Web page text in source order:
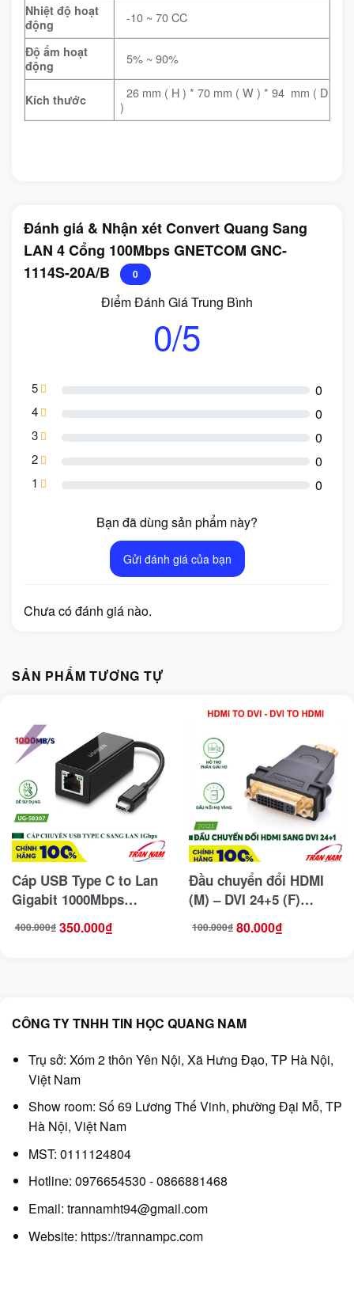
Nhiệt độ hoạt
động
-10 ~ 70 CC
Độ ẩm hoạt
động
5% ~ 90%
Kích thước
26 mm ( H ) * 70 mm ( W ) * 94 mm ( D
)
Đánh giá & Nhận xét Convert Quang Sang
LAN 4 Cổng 100Mbps GNETCOM GNC-
1114S-20A/B
0
Điểm Đánh Giá Trung Bình
0/5
5 0
4 0
3 0
2 0
1 0
Bạn đã dùng sản phẩm này?
Gửi đánh giá của bạn
Chưa có đánh giá nào.
SẢN PHẨM TƯƠNG TỰ
Cáp USB Type C to Lan
Gigabit 1000Mbps
400.000₫
Giá
gốc 350.000₫
Giá
hiện
Đầu chuyển đổi HDMI
(M) – DVI 24+5 (F)
100.000₫
Giá
gốc 80.000₫
Giá
hiện
CÔNG TY TNHH TIN HỌC QUANG NAM
Trụ sở: Xóm 2 thôn Yên Nội, Xã Hưng Đạo, TP Hà Nội,
Việt Nam
Show room: Số 69 Lương Thế Vinh, phường Đại Mỗ, TP
Hà Nội, Việt Nam
MST: 0111124804
Hotline: 0976654530 - 0866881468
Email: trannamht94@gmail.com
Website: https://trannampc.com